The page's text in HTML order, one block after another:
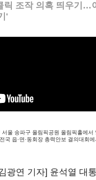
릭 조작 의혹 띄우기…
'
서울 송파구 올림픽공원 올림픽홀에서
국 읍·면·동회장 총력안보 결의대회
광연 기자] 윤석열 대